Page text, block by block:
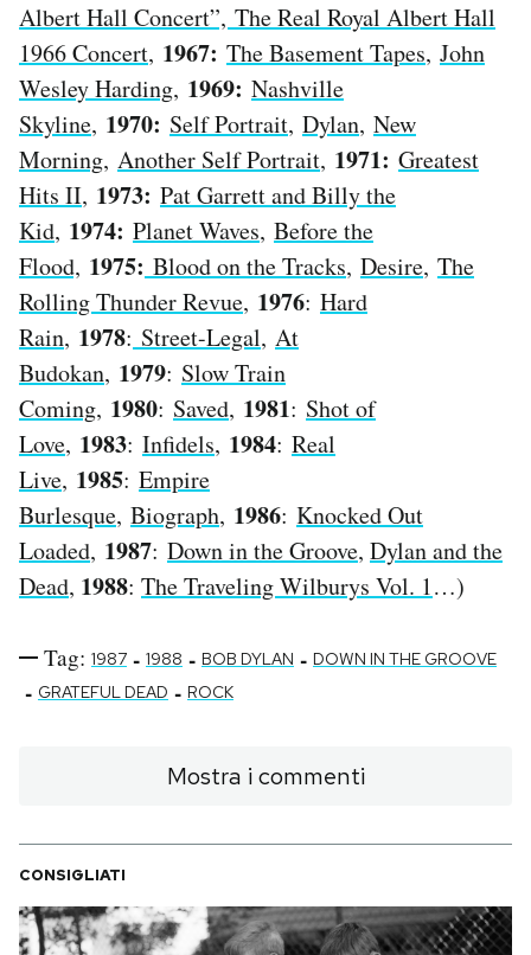
Albert Hall Concert”, The Real Royal Albert Hall
1966 Concert, 1967: The Basement Tapes, John
Wesley Harding, 1969: Nashville
Skyline, 1970: Self Portrait, Dylan, New
Morning, Another Self Portrait, 1971: Greatest
Hits II, 1973: Pat Garrett and Billy the
Kid, 1974: Planet Waves, Before the
Flood, 1975: Blood on the Tracks, Desire, The
Rolling Thunder Revue, 1976: Hard
Rain, 1978: Street-Legal, At
Budokan, 1979: Slow Train
Coming, 1980: Saved, 1981: Shot of
Love, 1983: Infidels, 1984: Real
Live, 1985: Empire
Burlesque, Biograph, 1986: Knocked Out
Loaded, 1987: Down in the Groove, Dylan and the
Dead, 1988: The Traveling Wilburys Vol. 1…)
Tag: 1987 - 1988 - BOB DYLAN - DOWN IN THE GROOVE
- GRATEFUL DEAD - ROCK
Mostra i commenti
CONSIGLIATI